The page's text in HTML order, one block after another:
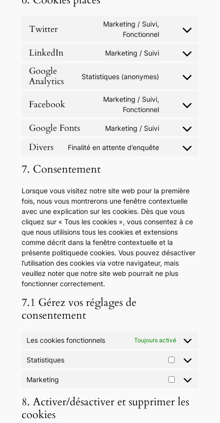
Twitter
Marketing / Suivi,
Fonctionnel
Consent
service
LinkedIn Marketing / Suivi
Consent
service
Google
Analytics
Statistiques (anonymes)
Consent
service
Facebook
Marketing / Suivi,
Fonctionnel
Consent
service
Google Fonts Marketing / Suivi
Consent
service
Divers Finalité en attente d’enquête
Consent
7. Consentement
Lorsque vous visitez notre site web pour la première
fois, nous vous montrerons une fenêtre contextuelle
avec une explication sur les cookies. Dès que vous
cliquez sur « Tous les cookies », vous consentez à ce
que nous utilisions tous les cookies et extensions
comme décrit dans la fenêtre contextuelle et la
présente politiquede cookies. Vous pouvez désactiver
l’utilisation des cookies via votre navigateur, mais
veuillez noter que notre site web pourrait ne plus
fonctionner correctement.
7.1 Gérez vos réglages de
consentement
Les cookies fonctionnels Toujours activé
Statistiques
Statistiques
Marketing
Marketing
8. Activer/désactiver et supprimer les
cookies